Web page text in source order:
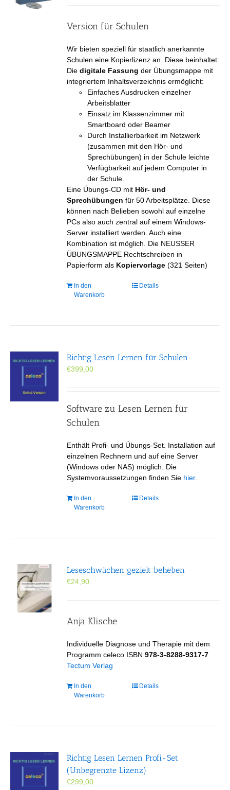
Version für Schulen
Wir bieten speziell für staatlich anerkannte
Schulen eine Kopierlizenz an. Diese beinhaltet:
Diedigitale Fassung der Übungsmappe mit
integriertem Inhaltsverzeichnis ermöglicht:
Einfaches Ausdrucken einzelner
Arbeitsblatter
Einsatz im Klassenzimmer mit
Smartboard oder Beamer
Durch Installierbarkeit im Netzwerk
(zusammen mit den Hör- und
Sprechübungen) in der Schule leichte
Verfügbarkeit auf jedem Computer in
der Schule.
Eine Übungs-CD mit Hör- und
Sprechübungen für 50 Arbeitsplätze. Diese
können nach Belieben sowohl auf einzelne
PCs also auch zentral auf einem Windows-
Server installiert werden. Auch eine
Kombination ist möglich. Die NEUSSER
ÜBUNGSMAPPE Rechtschreiben in
Papierform als Kopiervorlage (321 Seiten)
In den
Warenkorb
Details
Richtig Lesen Lernen für Schulen
€399,00
Software zu Lesen Lernen für
Schulen
Enthält Profi- und Übungs-Set. Installation auf
einzelnen Rechnern und auf eine Server
(Windows oder NAS) möglich. Die
Systemvoraussetzungen finden Sie hier.
In den
Warenkorb
Details
Leseschwächen gezielt beheben
€24,90
Anja Klische
Individuelle Diagnose und Therapie mit dem
Programm celeco ISBN 978-3-8288-9317-7
Tectum Verlag
In den
Warenkorb
Details
Richtig Lesen Lernen Profi-Set
(Unbegrenzte Lizenz)
€299,00